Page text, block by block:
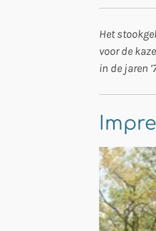
Het
voor de
in de jaren